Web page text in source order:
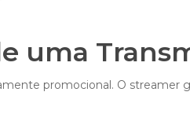
uma
promocional. O streamer